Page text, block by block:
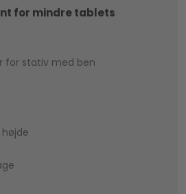
for mindre tablets
for stativ med ben